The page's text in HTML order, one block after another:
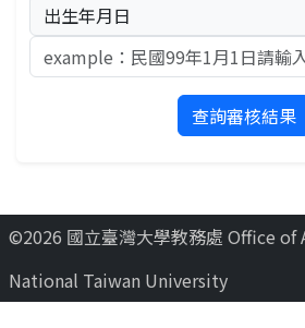
出生年月日
©2026 國立臺灣大學教務處 Office of
National Taiwan University